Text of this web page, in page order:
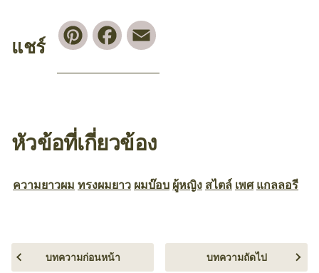
แชร์
PinterestFacebook
หัวข้อที่เกี่ยวข้อง
ความยาวผม ทรงผมยาว ผมบ๊อบ ผู้หญิง สไตล์ เพศ แกลลอรี
บทความก่อนหน้า บทความถัดไป